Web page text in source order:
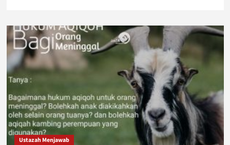
Seputar
Poligami
Ustazah Menjawab